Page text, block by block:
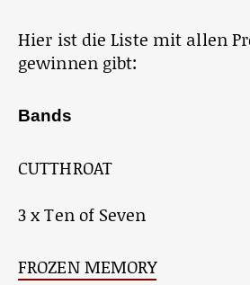
Hier ist die Liste mit allen
gewinnen gibt:
Bands
CUTTHROAT
3 x Ten of Seven
FROZEN MEMORY